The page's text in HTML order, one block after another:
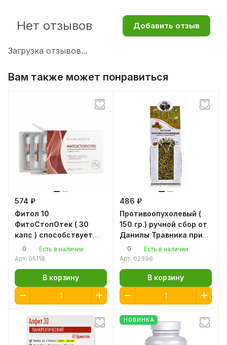
Загрузка отзывов...
Нет отзывов Добавить отзыв
Вам также может понравиться
574 ₽
Фитол 10
ФитоСтопОтек ( 30
капс ) способствует
улучшению обменных
процессов,
0
Есть в наличии
Арт. 05118
В корзину
486 ₽
Противоопухолевый (
150 гр.) ручной сбор от
Данилы Травника при
нарушении обмена
веществ
0
Есть в наличии
Арт. 02396
В корзину
НОВИНКА